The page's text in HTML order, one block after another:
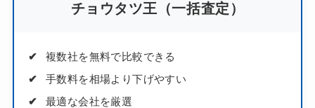
チョウタツ王（一括査定）
複数社を無料で比較できる
手数料を相場より下げやすい
最適な会社を厳選